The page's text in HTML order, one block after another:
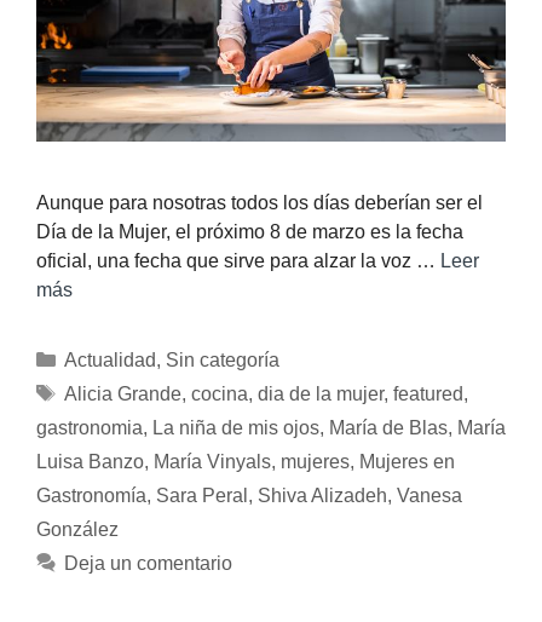
Aunque para nosotras todos los días deberían ser el
Día de la Mujer, el próximo 8 de marzo es la fecha
oficial, una fecha que sirve para alzar la voz … Leer
más
Actualidad, Sin categoría
Alicia Grande, cocina, dia de la mujer, featured,
gastronomia, La niña de mis ojos, María de Blas, María
Luisa Banzo, María Vinyals, mujeres, Mujeres en
Gastronomía, Sara Peral , Shiva Alizadeh, Vanesa
González
Deja un comentario